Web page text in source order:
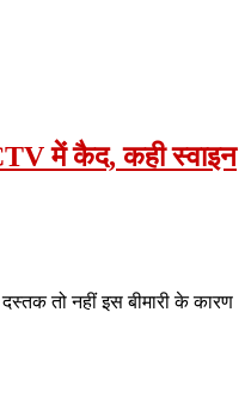
में कैद, कही स्वाइन
तो नहीं इस बीमारी के कारण